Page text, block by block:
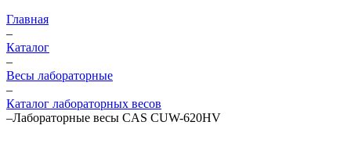
Главная
–
Каталог
–
Весы лабораторные
–
Каталог лабораторных весов
–Лабораторные весы CAS CUW-620HV